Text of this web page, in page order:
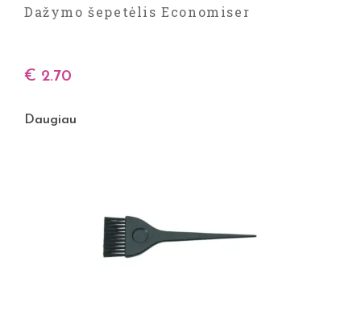
Dažymo šepetėlis Economiser
€ 2.70
Daugiau